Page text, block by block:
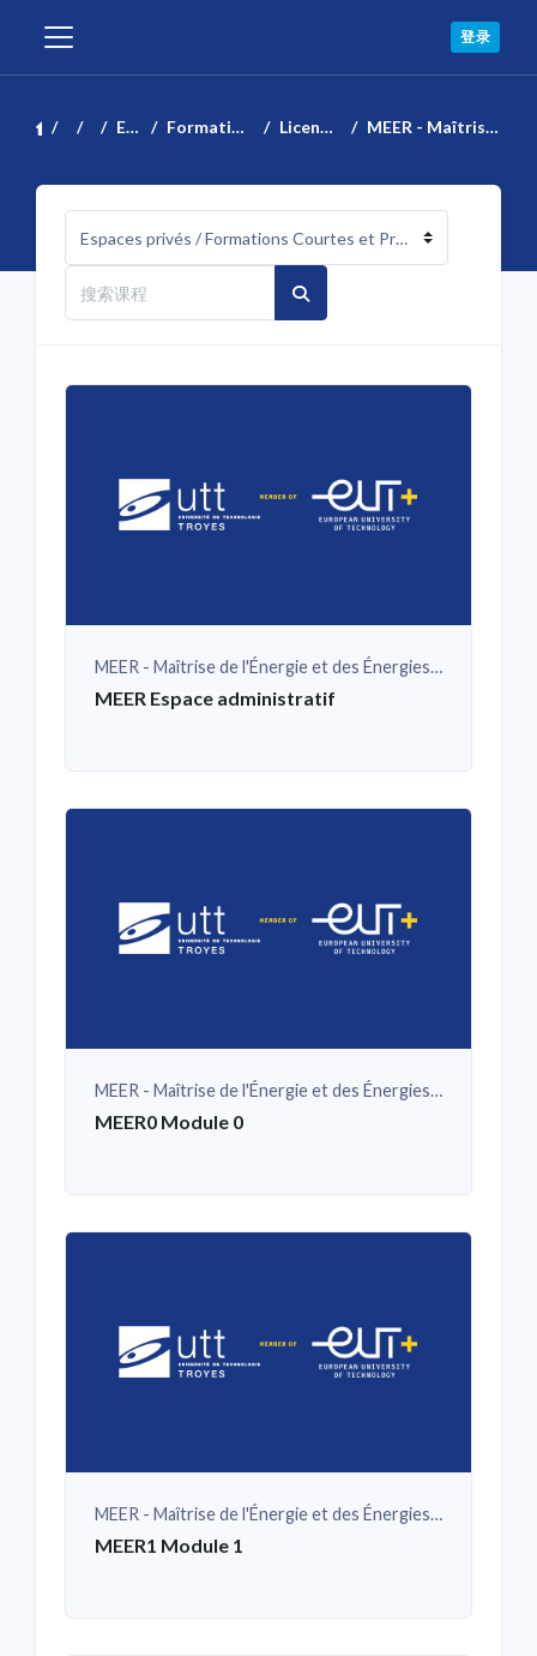
登录
首页 课程Espaces privés Formations Courtes et Professionnelles Licences professionnelles (LP) MEER - Maîtrise de l'Énergie et des Énergies Renouvelables
课程类别
搜索课程
MEER - Maîtrise de l'Énergie et des Énergies Renouvelables
MEER Espace administratif
MEER - Maîtrise de l'Énergie et des Énergies Renouvelables
MEER0 Module 0
MEER - Maîtrise de l'Énergie et des Énergies Renouvelables
MEER1 Module 1